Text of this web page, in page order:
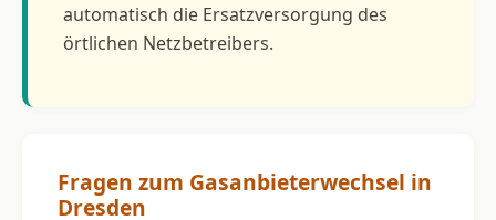
automatisch die Ersatzversorgung des
örtlichen Netzbetreibers.
Fragen zum Gasanbieterwechsel in
Dresden